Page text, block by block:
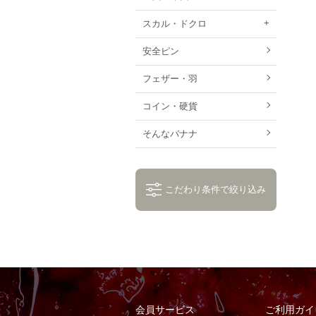
スカル・ドクロ
安全ピン
フェザー・羽
コイン・硬貨
そんなバナナ
こだわり条件で絞り込み
会員サービス ご利用ガ